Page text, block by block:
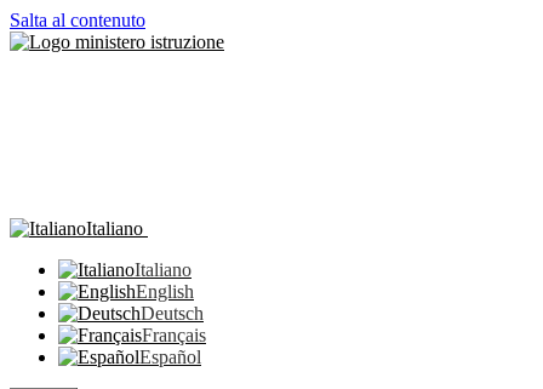
Salta al contenuto
Italiano
Italiano
English
Deutsch
Français
Español